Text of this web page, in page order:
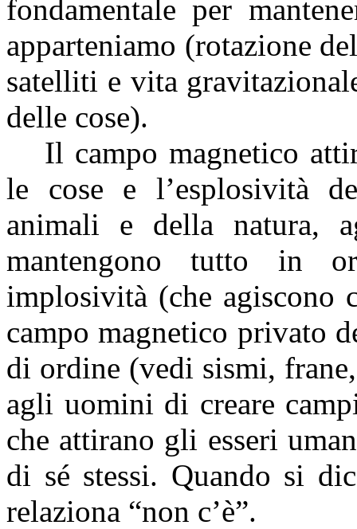
fondamentale per
apparteniamo (rotazione
satelliti e vita
delle cose).
Il campo magnetico
le cose e l’esplosività
animali e della natura,
mantengono tutto in
implosività (che agiscono
campo magnetico privato
di ordine (vedi sismi,
agli uomini di creare
che attirano gli esseri
di sé stessi. Quando si
relaziona “non c’è”.